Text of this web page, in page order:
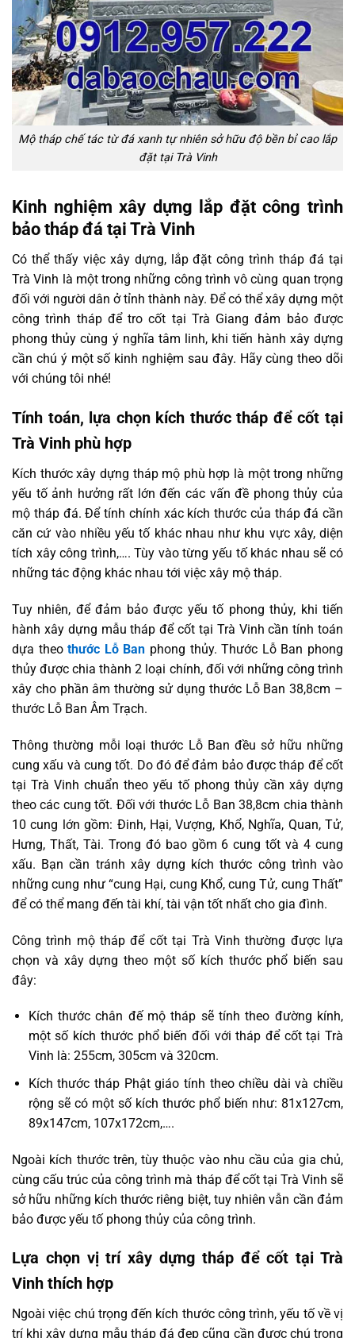
Mộ tháp chế tác từ đá xanh tự nhiên sở hữu độ bền bỉ cao lắp
đặt tại Trà Vinh
Kinh nghiệm xây dựng lắp đặt công trình
bảo tháp đá tại Trà Vinh
Có thể thấy việc xây dựng, lắp đặt công trình tháp đá tại
Trà Vinh là một trong những công trình vô cùng quan trọng
đối với người dân ở tỉnh thành này. Để có thể xây dựng một
công trình tháp để tro cốt tại Trà Giang đảm bảo được
phong thủy cùng ý nghĩa tâm linh, khi tiến hành xây dựng
cần chú ý một số kinh nghiệm sau đây. Hãy cùng theo dõi
với chúng tôi nhé!
Tính toán, lựa chọn kích thước tháp để cốt tại
Trà Vinh phù hợp
Kích thước xây dựng tháp mộ phù hợp là một trong những
yếu tố ảnh hưởng rất lớn đến các vấn đề phong thủy của
mộ tháp đá. Để tính chính xác kích thước của tháp đá cần
căn cứ vào nhiều yếu tố khác nhau như khu vực xây, diện
tích xây công trình,…. Tùy vào từng yếu tố khác nhau sẽ có
những tác động khác nhau tới việc xây mộ tháp.
Tuy nhiên, để đảm bảo được yếu tố phong thủy, khi tiến
hành xây dựng mẫu tháp để cốt tại Trà Vinh cần tính toán
dựa theothước Lỗ Ban phong thủy. Thước Lỗ Ban phong
thủy được chia thành 2 loại chính, đối với những công trình
xây cho phần âm thường sử dụng thước Lỗ Ban 38,8cm –
thước Lỗ Ban Âm Trạch.
Thông thường mỗi loại thước Lỗ Ban đều sở hữu những
cung xấu và cung tốt. Do đó để đảm bảo được tháp để cốt
tại Trà Vinh chuẩn theo yếu tố phong thủy cần xây dựng
theo các cung tốt. Đối với thước Lỗ Ban 38,8cm chia thành
10 cung lớn gồm: Đinh, Hại, Vượng, Khổ, Nghĩa, Quan, Tử,
Hưng, Thất, Tài. Trong đó bao gồm 6 cung tốt và 4 cung
xấu. Bạn cần tránh xây dựng kích thước công trình vào
những cung như “cung Hại, cung Khổ, cung Tử, cung Thất”
để có thể mang đến tài khí, tài vận tốt nhất cho gia đình.
Công trình mộ tháp để cốt tại Trà Vinh thường được lựa
chọn và xây dựng theo một số kích thước phổ biến sau
đây:
Kích thước chân đế mộ tháp sẽ tính theo đường kính,
một số kích thước phổ biến đối với tháp để cốt tại Trà
Vinh là: 255cm, 305cm và 320cm.
Kích thước tháp Phật giáo tính theo chiều dài và chiều
rộng sẽ có một số kích thước phổ biến như: 81x127cm,
89x147cm, 107x172cm,….
Ngoài kích thước trên, tùy thuộc vào nhu cầu của gia chủ,
cùng cấu trúc của công trình mà tháp để cốt tại Trà Vinh sẽ
sở hữu những kích thước riêng biệt, tuy nhiên vẫn cần đảm
bảo được yếu tố phong thủy của công trình.
Lựa chọn vị trí xây dựng tháp để cốt tại Trà
Vinh thích hợp
Ngoài việc chú trọng đến kích thước công trình, yếu tố về vị
trí khi xây dựng mẫu tháp đá đẹp cũng cần được chú trọng